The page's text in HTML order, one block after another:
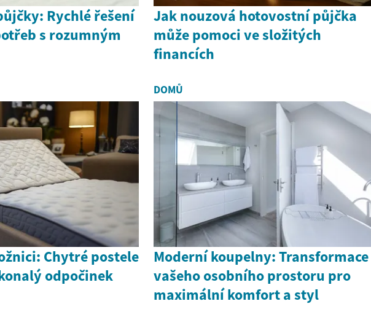
Rychlé řešení
s rozumným
Jak nouzová hotovostní půjčka
může pomoci ve složitých
financích
Chytré postele
odpočinek
DOMŮ
Moderní koupelny: Transformace
vašeho osobního prostoru pro
maximální komfort a styl